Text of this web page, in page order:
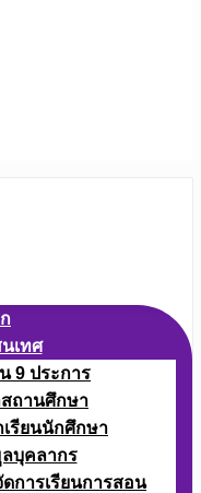
เทศ
9 ประการ
ถานศึกษา
รียนนักศึกษา
บุคลากร
การเรียนการสอน